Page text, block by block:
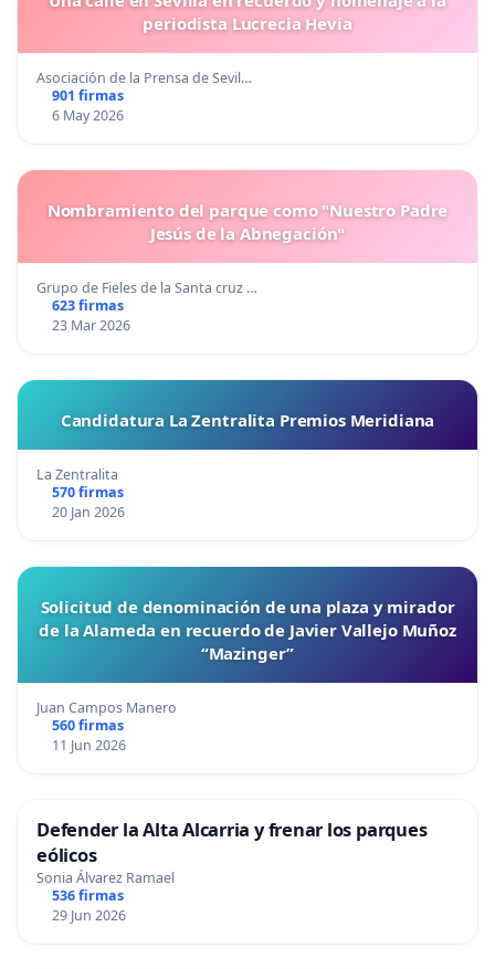
periodista Lucrecia Hevia
Asociación de la Prensa de Sevil…
901 firmas
6 May 2026
Nombramiento del parque como "Nuestro Padre
Jesús de la Abnegación"
Grupo de Fieles de la Santa cruz …
623 firmas
23 Mar 2026
Candidatura La Zentralita Premios Meridiana
La Zentralita
570 firmas
20 Jan 2026
Solicitud de denominación de una plaza y mirador
de la Alameda en recuerdo de Javier Vallejo Muñoz
“Mazinger”
Juan Campos Manero
560 firmas
11 Jun 2026
Defender la Alta Alcarria y frenar los parques
eólicos
Sonia Álvarez Ramael
536 firmas
29 Jun 2026